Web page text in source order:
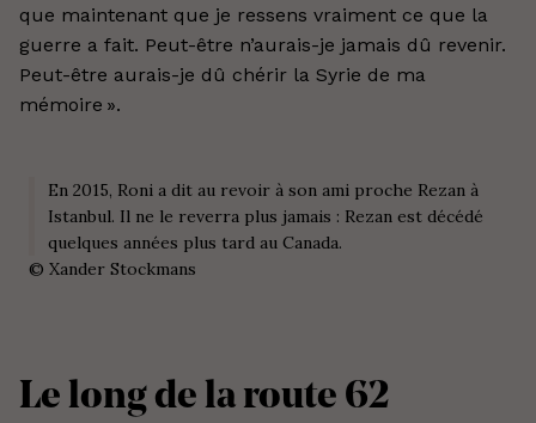
que maintenant que je ressens vraiment ce que la
guerre a fait. Peut-être n’aurais-je jamais dû revenir.
Peut-être aurais-je dû chérir la Syrie de ma
mémoire ».
En 2015, Roni a dit au revoir à son ami proche Rezan à
Istanbul. Il ne le reverra plus jamais : Rezan est décédé
quelques années plus tard au Canada.
© Xander Stockmans
Le long de la route 62